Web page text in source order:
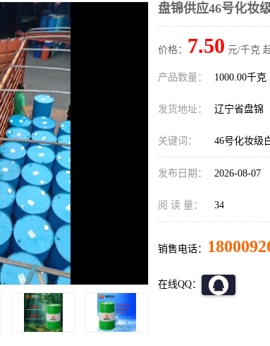
盘锦供应46号化妆
价格： 7.50 元/千克
产品数量： 1000.00千克
发货地址： 辽宁省盘锦
关键词： 46号化妆级
发布日期： 2026-08-07
阅 读 量： 34
销售电话：
在线QQ：